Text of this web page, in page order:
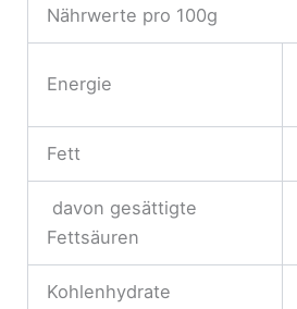
Nährwerte pro 100g
Energie
Fett
davon gesättigte
Fettsäuren
Kohlenhydrate